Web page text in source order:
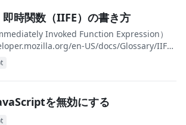
即時関数（IIFE）の書き方
Invoked Function Expression）
en-US/docs/Glossary/IIFE
を無効にする